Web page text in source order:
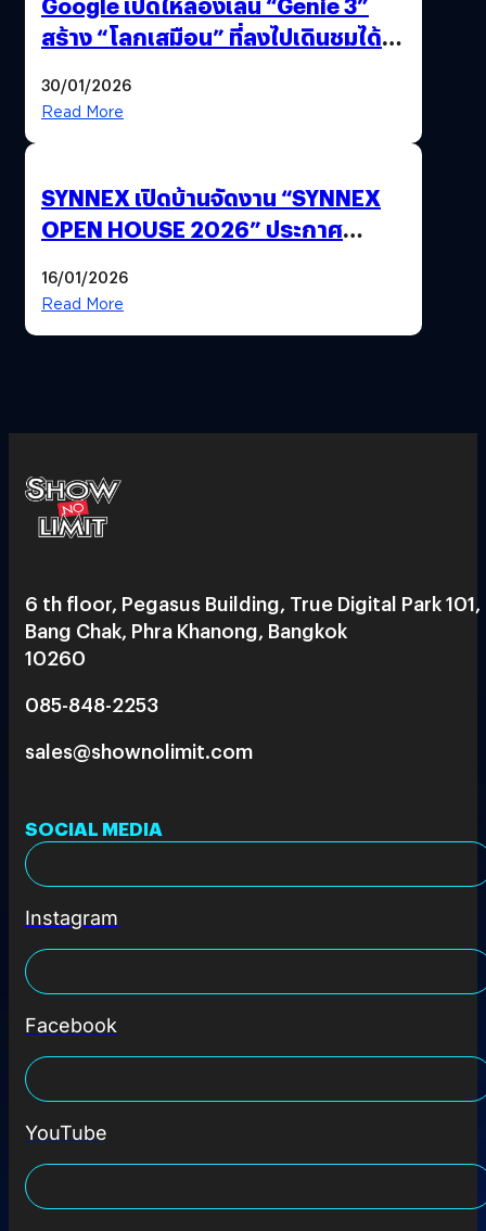
สร้าง “โลกเสมือน” ที่ลงไปเดินชมได้
30/01/2026
Read More
SYNNEX เปิดบ้านจัดงาน “SYNNEX
OPEN HOUSE 2026” ประกาศ
ได้ 53,000 ล้านบาท
16/01/2026
Read More
6 th floor, Pegasus Building, True Digital Park 101,
Bang Chak, Phra Khanong, Bangkok
10260
085-848-2253
sales@shownolimit.com
SOCIAL MEDIA
Instagram
Facebook
YouTube